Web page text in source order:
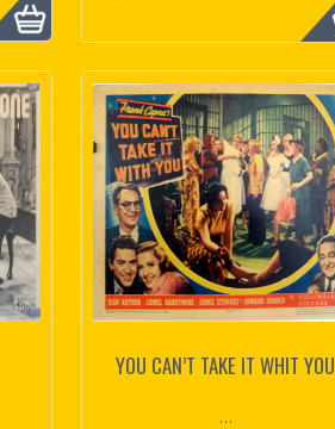
YOU CAN’T TAKE IT WHIT YOU
...